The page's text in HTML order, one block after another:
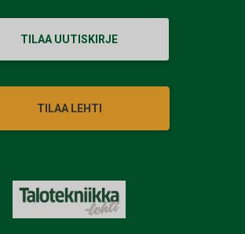
TILAA UUTISKIRJE
TILAA LEHTI